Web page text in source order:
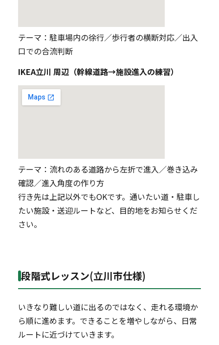
テーマ：駐車場内の徐行／歩行者の横断対応／出入
口での合流判断
IKEA立川 周辺（幹線道路→施設進入の練習）
テーマ：流れのある道路から左折で進入／巻き込み
確認／進入角度の作り方
行き先は上記以外でもOKです。通いたい道・駐車し
たい施設・送迎ルートなど、目的地をお知らせくだ
さい。
段階式レッスン(立川市仕様)
いきなり難しい道に出るのではなく、走れる環境か
ら順に進めます。できることを増やしながら、日常
ルートに近づけていきます。